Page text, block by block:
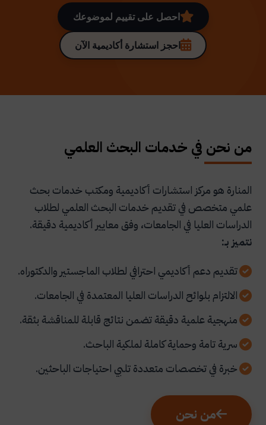
احصل على تقييم لموضوعك
احجز استشارة أكاديمية الآن
من نحن في خدمات البحث العلمي
المنارة هو مركز استشارات أكاديمية ومكتب خدمات بحث
علمي متخصص في تقديم خدمات البحث العلمي لطلاب
الدراسات العليا في الجامعات، وفق معايير أكاديمية دقيقة.
نتميز بـ:
تقديم دعم أكاديمي احترافي لطلاب الماجستير والدكتوراه.
الالتزام بلوائح الدراسات العليا المعتمدة في الجامعات.
منهجية علمية دقيقة تضمن نتائج قابلة للمناقشة بثقة.
سرية تامة وحماية كاملة لملكية الباحث.
خبرة في تخصصات متعددة تلبي احتياجات الباحثين.
من نحن